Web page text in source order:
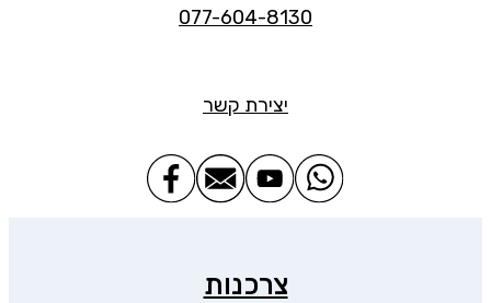
077-604-8130
יצירת קשר
צרכנות